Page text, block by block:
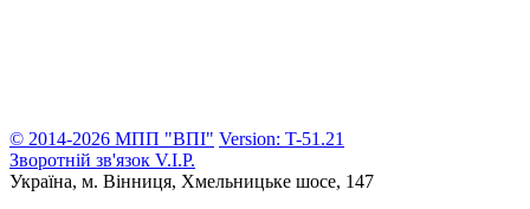
© 2014-2026 МПП "ВПІ" Version: T-51.21
Зворотній зв'язок V.I.P.
Україна, м. Вінниця, Хмельницьке шосе, 147